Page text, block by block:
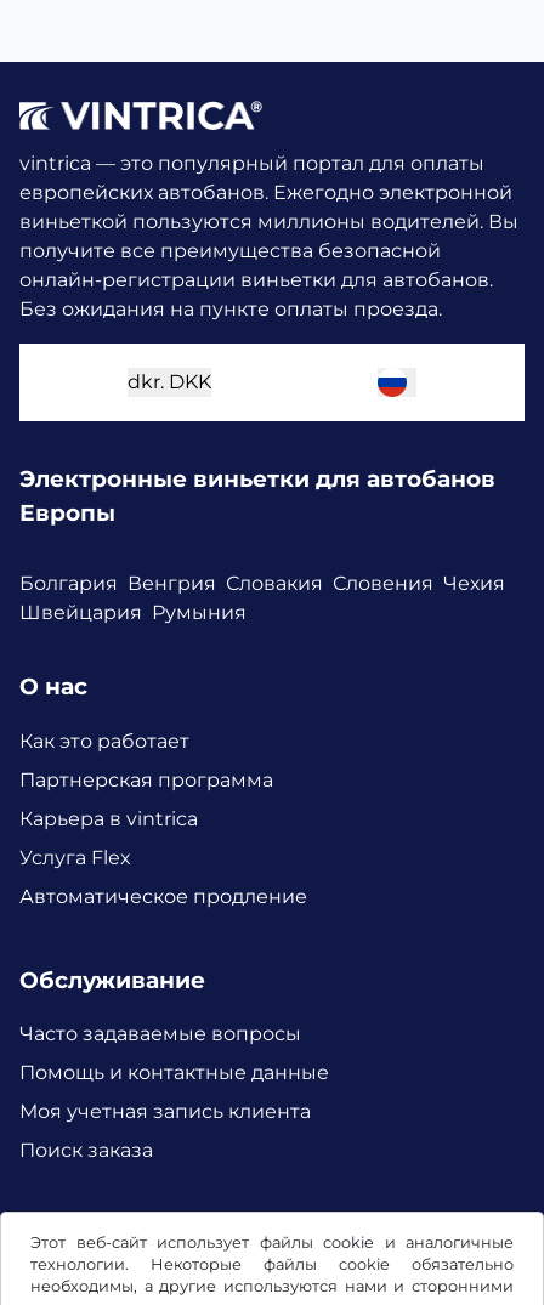
Этот веб-сайт использует файлы cookie и аналогичные
технологии. Некоторые файлы cookie обязательно
необходимы, а другие используются нами и сторонними
vintrica — это популярный портал для оплаты
европейских автобанов. Ежегодно электронной
виньеткой пользуются миллионы водителей. Вы
получите все преимущества безопасной
онлайн-регистрации виньетки для автобанов.
Без ожидания на пункте оплаты проезда.
dkr. DKK
Электронные виньетки для автобанов
Европы
Болгария Венгрия Словакия Словения Чехия
Швейцария
Румыния
О нас
Как это работает
Партнерская программа
Карьера в vintrica
Услуга Flex
Автоматическое продление
Обслуживание
Часто задаваемые вопросы
Помощь и контактные данные
Моя учетная запись клиента
Поиск заказа
Facebook Instagram